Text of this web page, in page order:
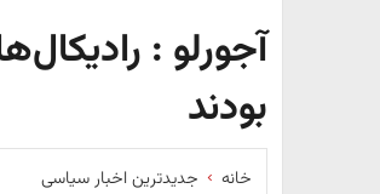
آجورلو :
بودند
خانه جدیدترین اخبار سیاسی